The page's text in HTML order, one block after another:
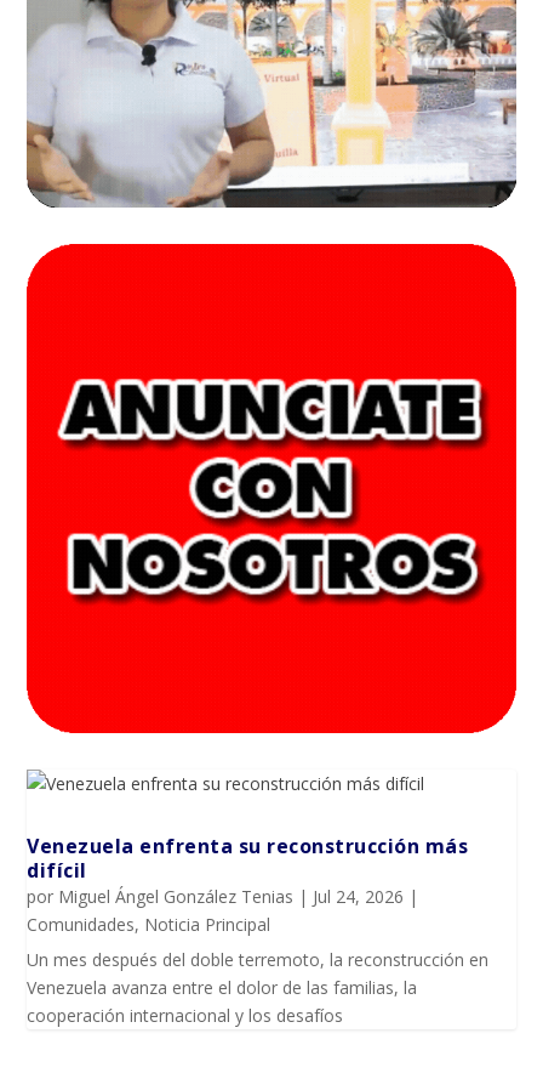
Venezuela enfrenta su reconstrucción más
difícil
por Miguel Ángel González Tenias | Jul 24, 2026 |
Comunidades, Noticia Principal
Un mes después del doble terremoto, la reconstrucción en
Venezuela avanza entre el dolor de las familias, la
cooperación internacional y los desafíos